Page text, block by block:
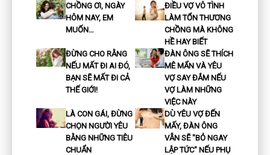
CHỒNG ƠI, NGÀY
HÔM NAY, EM
MUỐN…
ĐIỀU VỢ VÔ TÌNH
LÀM TỔN THƯƠNG
CHỒNG MÀ KHÔNG
HỀ HAY BIẾT
ĐỪNG CHO RẰNG
NẾU MẤT ĐI AI ĐÓ,
BẠN SẼ MẤT ĐI CẢ
THẾ GIỚI!
ĐÀN ÔNG SẼ THÍCH
MÊ MẨN VÀ YÊU
VỢ SAY ĐẮM NẾU
VỢ LÀM NHỮNG
VIỆC NÀY
LÀ CON GÁI, ĐỪNG
CHỌN NGƯỜI YÊU
BẰNG NHỮNG TIÊU
CHUẨN
DÙ YÊU VỢ ĐẾN
MẤY, ĐÀN ÔNG
VẪN SẼ "BỎ NGAY
LẬP TỨC" NẾU PHỤ